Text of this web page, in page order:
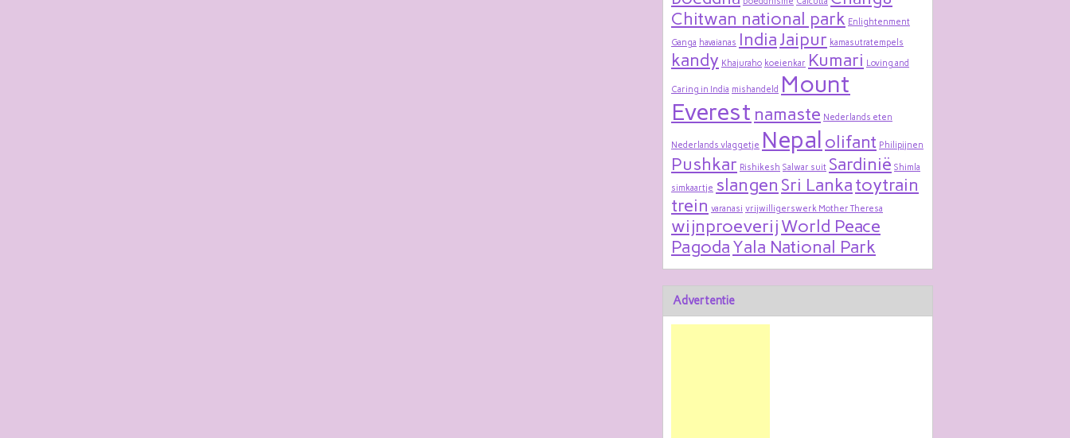
Chitwan national park Enlightenment
Ganga havaianas IndiaJaipur kamasutratempels
kandy Khajuraho koeienkar Kumari Loving and
Caring in India mishandeld Mount
Everest namaste Nederlands eten
Nederlands vlaggetje Nepal olifant Philipijnen
Pushkar Rishikesh Salwar suit Sardinië Shimla
simkaartje slangen Sri Lankatoytrain
trein varanasi vrijwilligerswerk Mother Theresa
wijnproeverijWorld Peace
PagodaYala National Park
Advertentie